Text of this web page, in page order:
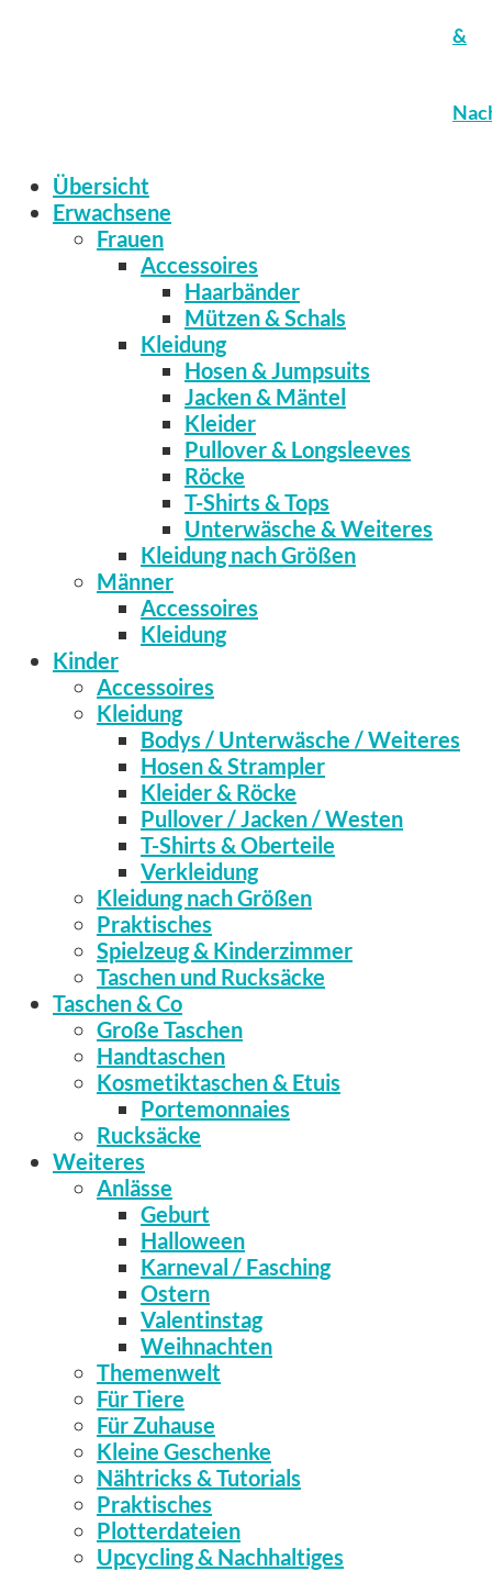
&
Übersicht
Erwachsene
Frauen
Accessoires
Haarbänder
Mützen & Schals
Kleidung
Hosen & Jumpsuits
Jacken & Mäntel
Kleider
Pullover & Longsleeves
Röcke
T-Shirts & Tops
Unterwäsche & Weiteres
Kleidung nach Größen
Männer
Accessoires
Kleidung
Kinder
Accessoires
Kleidung
Bodys / Unterwäsche / Weiteres
Hosen & Strampler
Kleider & Röcke
Pullover / Jacken / Westen
T-Shirts & Oberteile
Verkleidung
Kleidung nach Größen
Praktisches
Spielzeug & Kinderzimmer
Taschen und Rucksäcke
Taschen & Co
Große Taschen
Handtaschen
Kosmetiktaschen & Etuis
Portemonnaies
Rucksäcke
Weiteres
Anlässe
Geburt
Halloween
Karneval / Fasching
Ostern
Valentinstag
Weihnachten
Themenwelt
Für Tiere
Für Zuhause
Kleine Geschenke
Nähtricks & Tutorials
Praktisches
Plotterdateien
Upcycling & Nachhaltiges